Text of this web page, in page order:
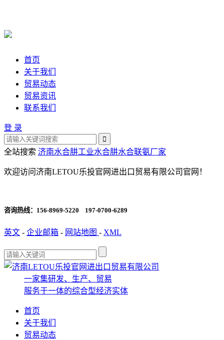
首页
关于我们
贸易动态
贸易资讯
联系我们
登 录
全站搜索 济南水合肼工业水合肼水合联氨厂家
欢迎访问济南LETOU乐投官网进出口贸易有限公司官网！
咨询热线： 156-8969-5220 197-0700-6289
英文 - 企业邮箱 - 网站地图 - XML
一家集研发、生产、贸易
服务于一体的综合型经济实体
首页
关于我们
贸易动态